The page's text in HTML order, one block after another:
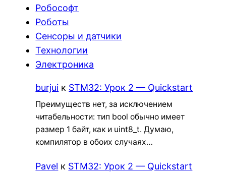
Робософт
Роботы
Сенсоры и датчики
Технологии
Электроника
burjui к STM32: Урок 2 — Quickstart
Преимуществ нет, за исключением
читабельности: тип bool обычно имеет
размер 1 байт, как и uint8_t. Думаю,
компилятор в обоих случаях…
Pavel к STM32: Урок 2 — Quickstart